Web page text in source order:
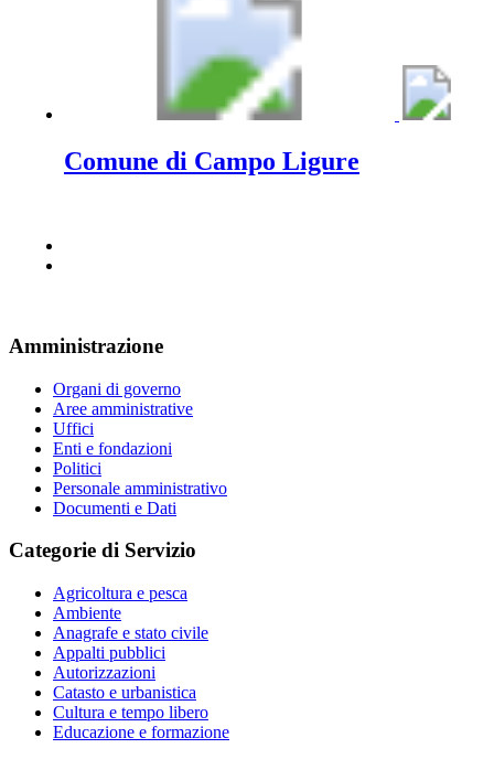
Comune di Campo Ligure
Amministrazione
Organi di governo
Aree amministrative
Uffici
Enti e fondazioni
Politici
Personale amministrativo
Documenti e Dati
Categorie di Servizio
Agricoltura e pesca
Ambiente
Anagrafe e stato civile
Appalti pubblici
Autorizzazioni
Catasto e urbanistica
Cultura e tempo libero
Educazione e formazione